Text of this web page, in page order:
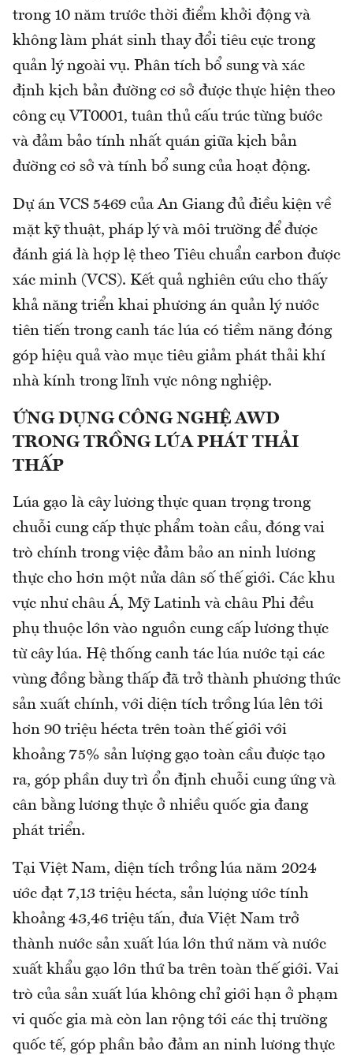
trong 10 năm trước thời điểm khởi động và
không làm phát sinh thay đổi tiêu cực trong
quản lý ngoài vụ. Phân tích bổ sung và xác
định kịch bản đường cơ sở được thực hiện theo
công cụ VT0001, tuân thủ cấu trúc từng bước
và đảm bảo tính nhất quán giữa kịch bản
đường cơ sở và tính bổ sung của hoạt động.
Dự án VCS 5469 của An Giang đủ điều kiện về
mặt kỹ thuật, pháp lý và môi trường để được
đánh giá là hợp lệ theo Tiêu chuẩn carbon được
xác minh (VCS). Kết quả nghiên cứu cho thấy
khả năng triển khai phương án quản lý nước
tiên tiến trong canh tác lúa có tiềm năng đóng
góp hiệu quả vào mục tiêu giảm phát thải khí
nhà kính trong lĩnh vực nông nghiệp.
ỨNG DỤNG CÔNG NGHỆ AWD
TRONG TRỒNG LÚA PHÁT THẢI
THẤP
Lúa gạo là cây lương thực quan trọng trong
chuỗi cung cấp thực phẩm toàn cầu, đóng vai
trò chính trong việc đảm bảo an ninh lương
thực cho hơn một nửa dân số thế giới. Các khu
vực như châu Á, Mỹ Latinh và châu Phi đều
phụ thuộc lớn vào nguồn cung cấp lương thực
từ cây lúa. Hệ thống canh tác lúa nước tại các
vùng đồng bằng thấp đã trở thành phương thức
sản xuất chính, với diện tích trồng lúa lên tới
hơn 90 triệu hécta trên toàn thế giới với
khoảng 75% sản lượng gạo toàn cầu được tạo
ra, góp phần duy trì ổn định chuỗi cung ứng và
cân bằng lương thực ở nhiều quốc gia đang
phát triển.
Tại Việt Nam, diện tích trồng lúa năm 2024
ước đạt 7,13 triệu hécta, sản lượng ước tính
khoảng 43,46 triệu tấn, đưa Việt Nam trở
thành nước sản xuất lúa lớn thứ năm và nước
xuất khẩu gạo lớn thứ ba trên toàn thế giới. Vai
trò của sản xuất lúa không chỉ giới hạn ở phạm
vi quốc gia mà còn lan rộng tới các thị trường
quốc tế, góp phần bảo đảm an ninh lương thực